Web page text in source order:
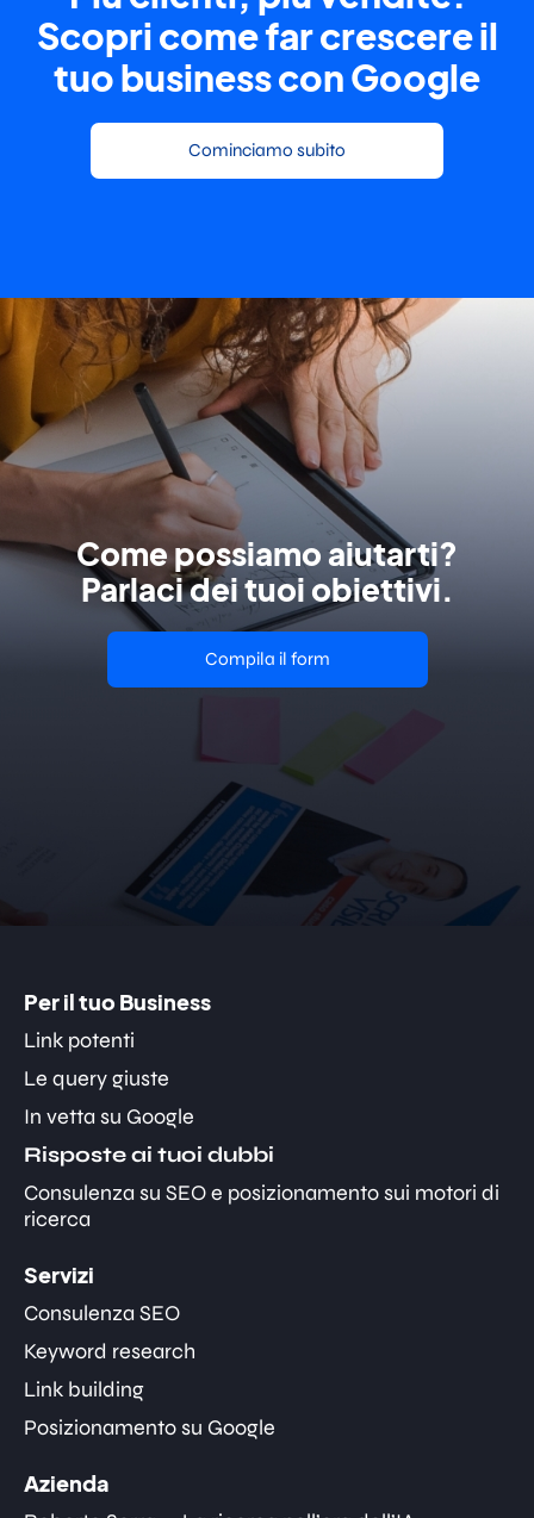
Scopri come far crescere il
tuo business con Google
Cominciamo subito
Come possiamo aiutarti?
Parlaci dei tuoi obiettivi.
Compila il form
Per il tuo Business
Link potenti
Le query giuste
In vetta su Google
Risposte ai tuoi dubbi
Consulenza su SEO e posizionamento sui motori di
ricerca
Servizi
Consulenza SEO
Keyword research
Link building
Posizionamento su Google
Azienda